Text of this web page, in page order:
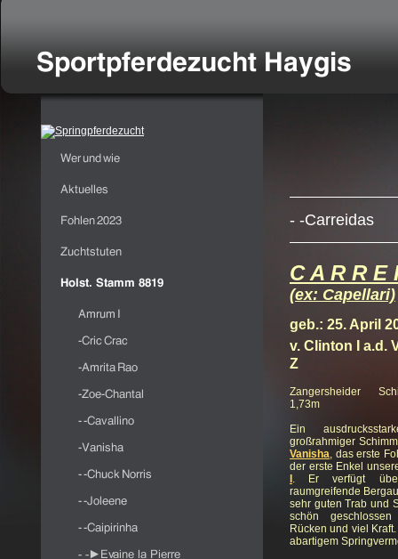
- -Carreidas
C A R R
(ex: Capellari)
geb.: 25. April
v. Clinton I a.d.
Z
Zangersheider
1,73m
Ein
großrahmiger
Vanisha, das erste
der erste Enkel
. Er verfügt
raumgreifende
sehr guten Trab und
schön
Rücken und viel
abartigem